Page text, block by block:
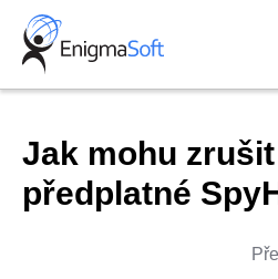
Skip
content
Jak mohu
předplatné